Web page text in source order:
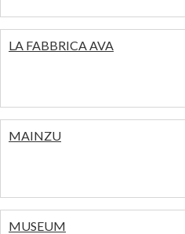
LA FABBRICA AVA
MAINZU
MUSEUM